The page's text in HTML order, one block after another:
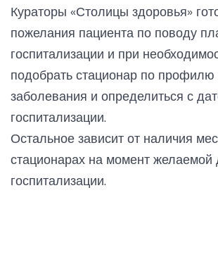
Кураторы «Столицы здоровья»
пожелания пациента по поводу
госпитализации и при
подобрать стационар по профилю
заболевания и определиться с
госпитализации.
Остальное зависит от наличия
стационарах на момент желаемой
госпитализации.